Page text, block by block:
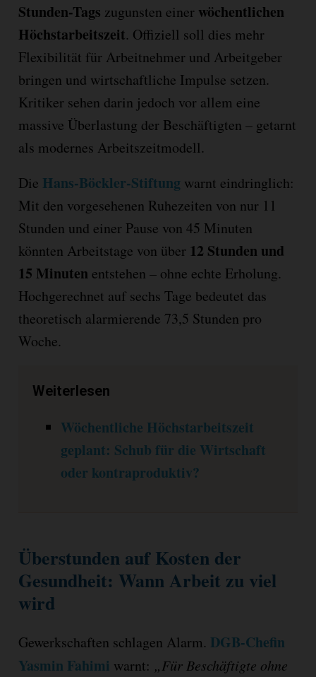
Stunden-Tags zugunsten einer wöchentlichen
Höchstarbeitszeit. Offiziell soll dies mehr
Flexibilität für Arbeitnehmer und Arbeitgeber
bringen und wirtschaftliche Impulse setzen.
Kritiker sehen darin jedoch vor allem eine
massive Überlastung der Beschäftigten – getarnt
als modernes Arbeitszeitmodell.
Die Hans-Böckler-Stiftung warnt eindringlich:
Mit den vorgesehenen Ruhezeiten von nur 11
Stunden und einer Pause von 45 Minuten
könnten Arbeitstage von über 12 Stunden und
15 Minuten entstehen – ohne echte Erholung.
Hochgerechnet auf sechs Tage bedeutet das
theoretisch alarmierende 73,5 Stunden pro
Woche.
Weiterlesen
Wöchentliche Höchstarbeitszeit
geplant: Schub für die Wirtschaft
oder kontraproduktiv?
Überstunden auf Kosten der
Gesundheit: Wann Arbeit zu viel
wird
Gewerkschaften schlagen Alarm. DGB-Chefin
Yasmin Fahimi warnt: „Für Beschäftigte ohne